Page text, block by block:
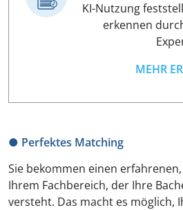
KI-Nutzung
erkennen
MEHR
● Perfektes Matching
Sie bekommen einen
Ihrem Fachbereich, der Ihre
versteht. Das macht es möglich,